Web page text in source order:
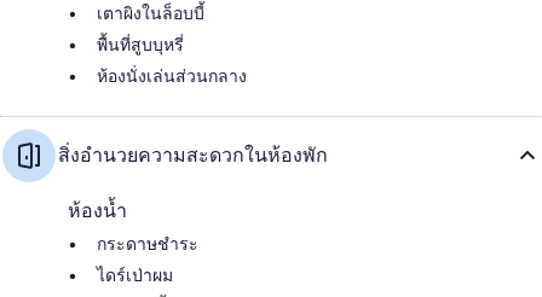
เตาผิงในล็อบบี้
พื้นที่สูบบุหรี่
ห้องนั่งเล่นส่วนกลาง
สิ่งอำนวยความสะดวกในห้องพัก
ห้องน้ำ
กระดาษชำระ
ไดร์เป่าผม